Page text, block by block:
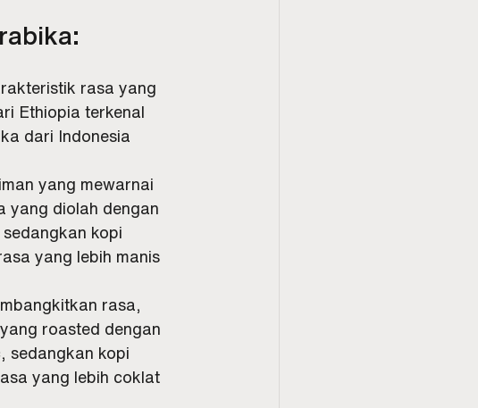
rasa yang
Ethiopia terkenal
dari Indonesia
yang mewarnai
yang diolah dengan
kopi
yang lebih manis
rasa,
roasted dengan
sedangkan kopi
yang lebih coklat